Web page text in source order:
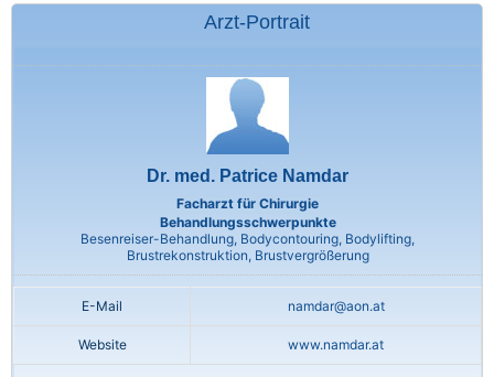
Arzt-Portrait
Dr. med. Patrice Namdar
Facharzt für Chirurgie
Behandlungsschwerpunkte
Besenreiser-Behandlung, Bodycontouring, Bodylifting,
Brustrekonstruktion, Brustvergrößerung
E-Mail namdar@aon.at
Website www.namdar.at